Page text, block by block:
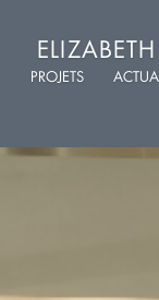
PROJETS